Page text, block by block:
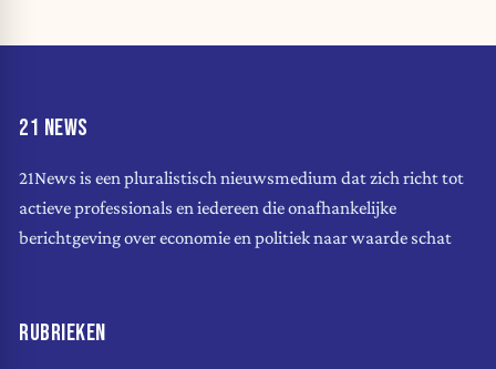
21 NEWS
21News is een pluralistisch nieuwsmedium dat zich richt tot
actieve professionals en iedereen die onafhankelijke
berichtgeving over economie en politiek naar waarde schat
RUBRIEKEN